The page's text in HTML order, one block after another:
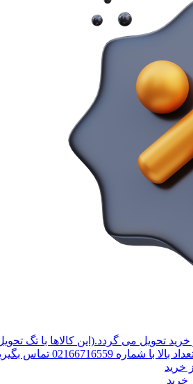
خرید تحویل می گردد.(این کالاها با تگ
تماس بگیرید.